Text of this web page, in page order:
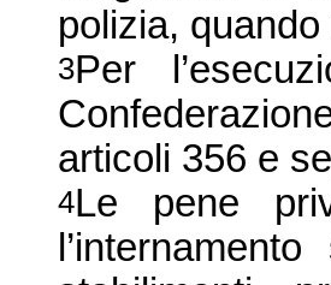
polizia,
3Per
articoli 356 e
4Le pene